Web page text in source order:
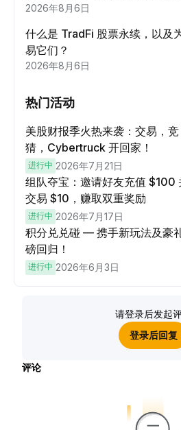
2026年8月6日
什么是 TradFi 股票永续，以及
易它们？
2026年8月6日
热门活动
美股财报季火热来袭：交易，竞
猜，Cybertruck 开回家！
进行中 2026年7月21日
组队夺宝：邀请好友充值 $100
交易 $10，赚取双重奖励
进行中 2026年7月17日
积分兑兑碰 — 携手新玩法及豪
磅回归！
进行中 2026年6月3日
请登录后发起
登录后回复
评论